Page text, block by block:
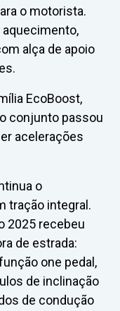
o motorista.
alça de apoio
EcoBoost,
conjunto passou
acelerações
o
tração integral.
2025 recebeu
de estrada:
one pedal,
de inclinação
de condução